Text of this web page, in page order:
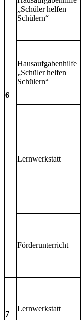
6
„Schüler helfen
Schülern“
Hausaufgabenhilfe
„Schüler helfen
Schülern“
Lernwerkstatt
Förderunterricht
7
Lernwerkstatt